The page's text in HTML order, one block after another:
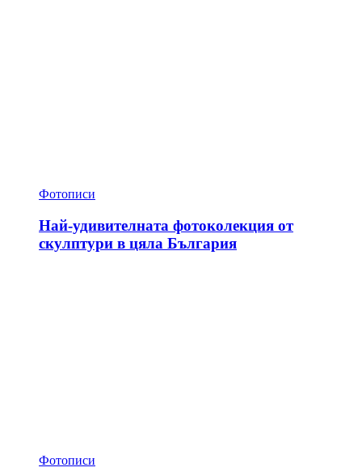
Фотописи
Най-удивителната фотоколекция от
скулптури в цяла България
Фотописи